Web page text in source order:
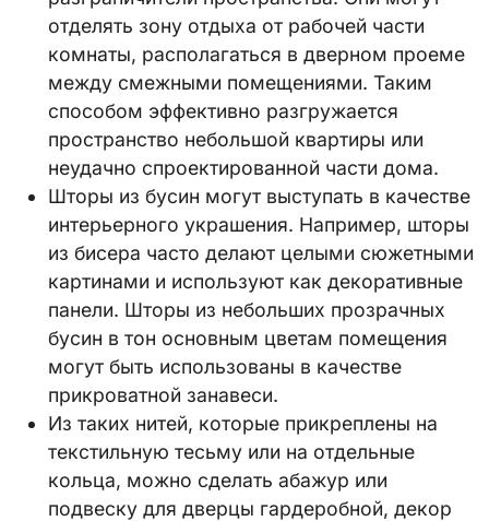
отделять зону отдыха от рабочей части
комнаты, располагаться в дверном проеме
между смежными помещениями. Таким
способом эффективно разгружается
пространство небольшой квартиры или
неудачно спроектированной части дома.
Шторы из бусин могут выступать в качестве
интерьерного украшения. Например, шторы
из бисера часто делают целыми сюжетными
картинами и используют как декоративные
панели. Шторы из небольших прозрачных
бусин в тон основным цветам помещения
могут быть использованы в качестве
прикроватной занавеси.
Из таких нитей, которые прикреплены на
текстильную тесьму или на отдельные
кольца, можно сделать абажур или
подвеску для дверцы гардеробной, декор